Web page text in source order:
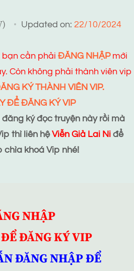
Updated on: 22/10/2024
bạn cần phải ĐĂNG NHẬPmới
Còn không phải thành viên vip
KÝ THÀNH VIÊN VIP.
ĐỂ ĐĂNG KÝ VIP
ký đọc truyện này rồi mà
thì liên hệViễn Giả Lai Ni để
chìa khoá Vip nhé!
NHẬP
ĐĂNG KÝ VIP
ĐĂNG NHẬP ĐỂ